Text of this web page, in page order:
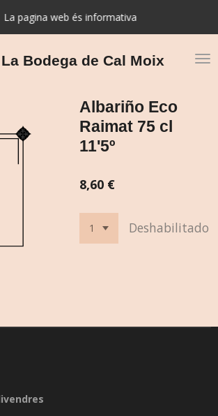
La Bodega de Cal Moix
La pagina web és informativa
Albariño Eco
Raimat 75 cl
11'5º
8,60 €
Deshabilitado